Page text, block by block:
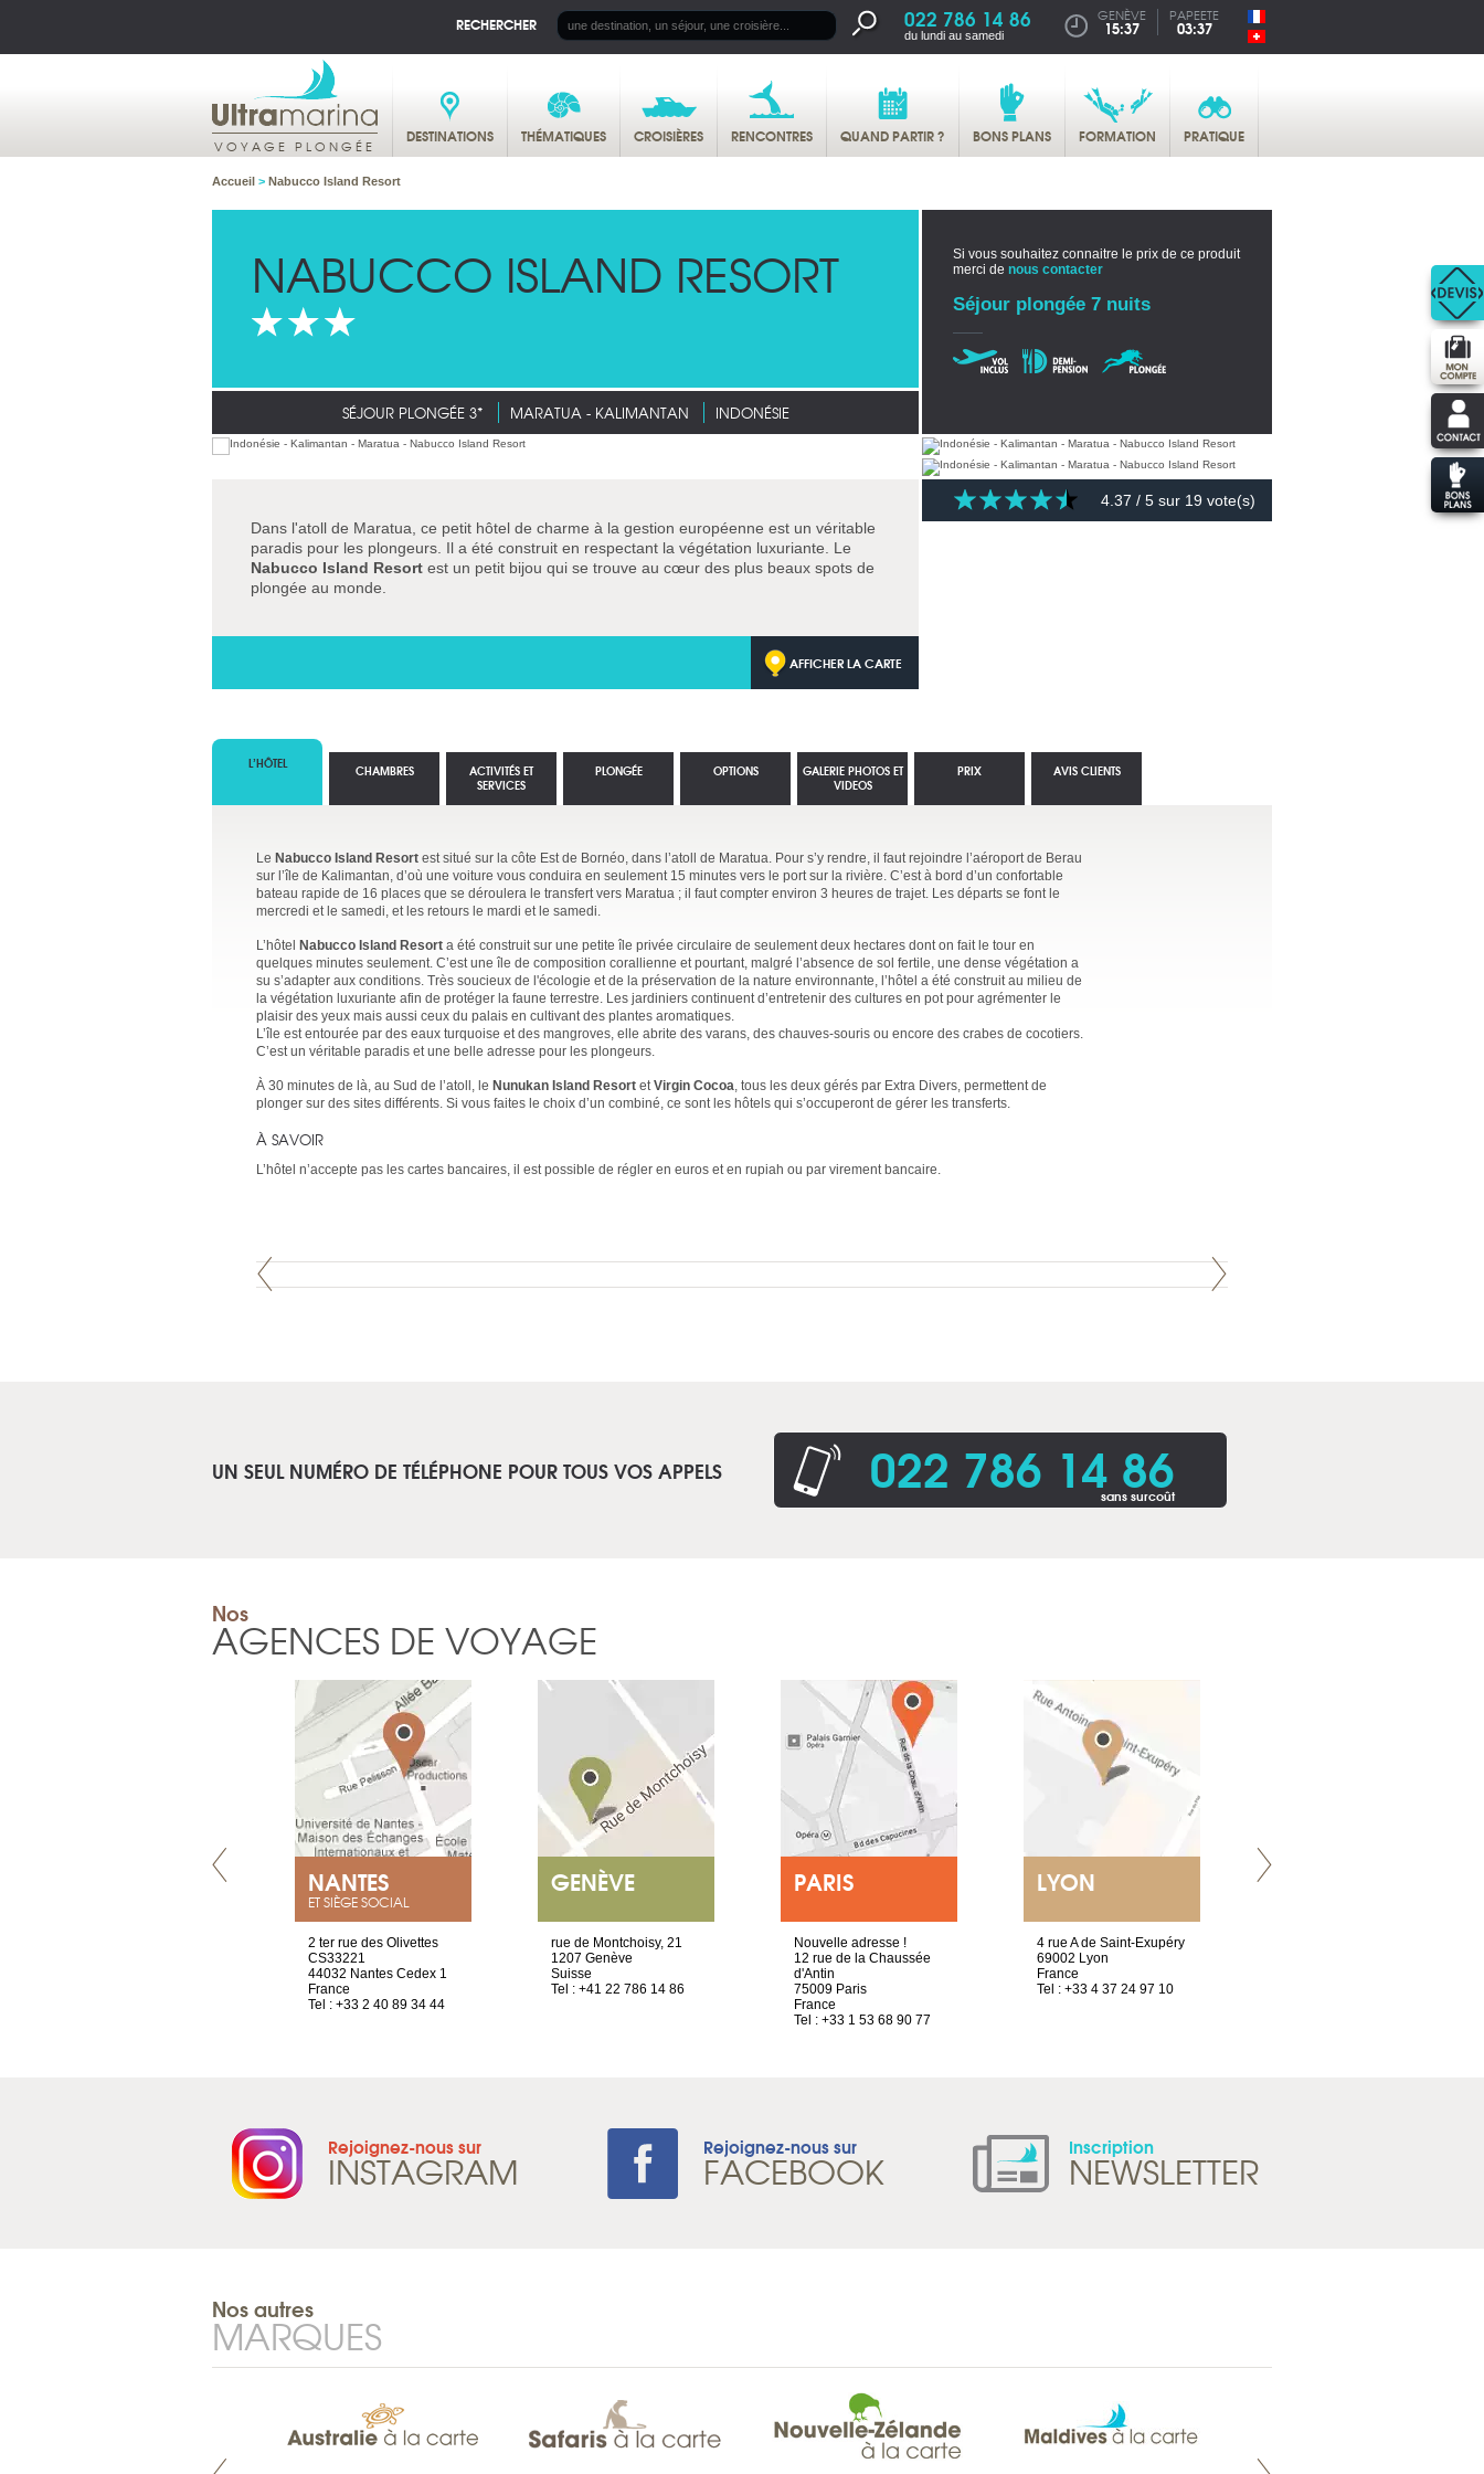
RECHERCHER 022 786 14 86
du lundi au samedi
GENÈVE
15:37
PAPEETE
03:37
VOYAGE PLONGÉE DESTINATIONS THÉMATIQUES CROISIÈRES RENCONTRES QUAND PARTIR ? BONS PLANS FORMATION PRATIQUE
Accueil > Nabucco Island Resort
NABUCCO ISLAND RESORT
SÉJOUR PLONGÉE 3* MARATUA - KALIMANTAN INDONÉSIE
Si vous souhaitez connaitre le prix de ce produit
merci de nous contacter
Séjour plongée 7 nuits
Dans l'atoll de Maratua, ce petit hôtel de charme à la gestion européenne est un véritable
paradis pour les plongeurs. Il a été construit en respectant la végétation luxuriante. Le
Nabucco Island Resort est un petit bijou qui se trouve au cœur des plus beaux spots de
plongée au monde.
AFFICHER LA CARTE
4.37 / 5 sur 19 vote(s)
L’HÔTEL
Le Nabucco Island Resort est situé sur la côte Est de Bornéo, dans l’atoll de Maratua. Pour s’y rendre, il faut rejoindre l’aéroport de Berau
sur l’île de Kalimantan, d’où une voiture vous conduira en seulement 15 minutes vers le port sur la rivière. C’est à bord d’un confortable
bateau rapide de 16 places que se déroulera le transfert vers Maratua ; il faut compter environ 3 heures de trajet. Les départs se font le
mercredi et le samedi, et les retours le mardi et le samedi.
L’hôtel Nabucco Island Resort a été construit sur une petite île privée circulaire de seulement deux hectares dont on fait le tour en
quelques minutes seulement. C’est une île de composition corallienne et pourtant, malgré l’absence de sol fertile, une dense végétation a
su s’adapter aux conditions. Très soucieux de l'écologie et de la préservation de la nature environnante, l’hôtel a été construit au milieu de
la végétation luxuriante afin de protéger la faune terrestre. Les jardiniers continuent d’entretenir des cultures en pot pour agrémenter le
plaisir des yeux mais aussi ceux du palais en cultivant des plantes aromatiques.
L’île est entourée par des eaux turquoise et des mangroves, elle abrite des varans, des chauves-souris ou encore des crabes de cocotiers.
C’est un véritable paradis et une belle adresse pour les plongeurs.
À 30 minutes de là, au Sud de l’atoll, le Nunukan Island Resort etVirgin Cocoa, tous les deux gérés par Extra Divers, permettent de
plonger sur des sites différents. Si vous faites le choix d’un combiné, ce sont les hôtels qui s’occuperont de gérer les transferts.
À SAVOIR
L’hôtel n’accepte pas les cartes bancaires, il est possible de régler en euros et en rupiah ou par virement bancaire.
CHAMBRES
ACTIVITÉS ET
SERVICES
PLONGÉE OPTIONS
GALERIE PHOTOS ET
VIDEOS
PRIX AVIS CLIENTS
UN SEUL NUMÉRO DE TÉLÉPHONE POUR TOUS VOS APPELS 022 786 14 86
sans surcoût
Nos
AGENCES DE VOYAGE
NANTES
ET SIÈGE SOCIAL
2 ter rue des Olivettes
CS33221
44032 Nantes Cedex 1
France
Tel : +33 2 40 89 34 44
GENÈVE
rue de Montchoisy, 21
1207 Genève
Suisse
Tel : +41 22 786 14 86
PARIS
Nouvelle adresse !
12 rue de la Chaussée
d'Antin
75009 Paris
France
Tel : +33 1 53 68 90 77
LYON
4 rue A de Saint-Exupéry
69002 Lyon
France
Tel : +33 4 37 24 97 10
Rejoignez-nous sur
INSTAGRAM Rejoignez-nous sur
FACEBOOK Inscription
NEWSLETTER
Nos autres
MARQUES